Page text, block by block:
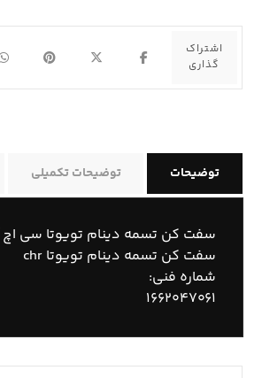
توضیحات توضیحات تکمیلی
سفت کن تسمه دینام تویوتا سی اچ
سفت کن تسمه دینام تویوتا chr
شماره فنی:
۱۶۶۲۰۴۷۰۶۱